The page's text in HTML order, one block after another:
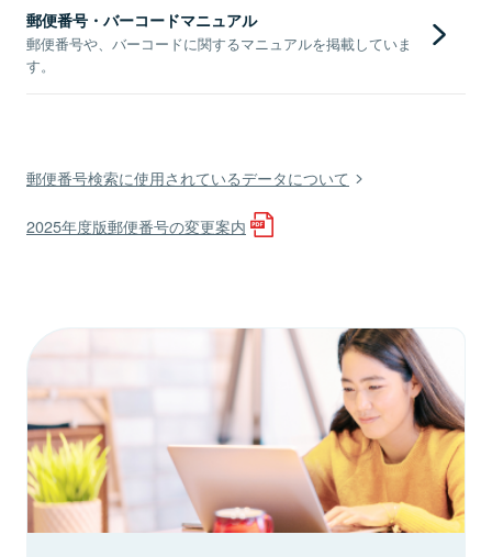
郵便番号・バーコードマニュアル
郵便番号や、バーコードに関するマニュアルを掲載していま
す。
郵便番号検索に使用されているデータについて
2025年度版郵便番号の変更案内